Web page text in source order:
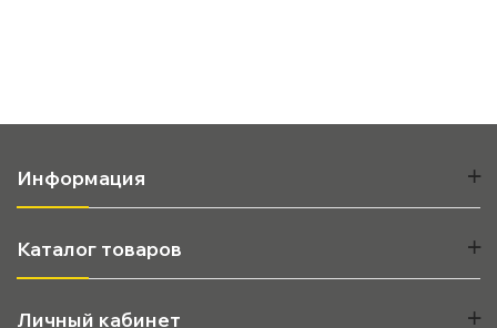
Информация
Каталог товаров
Личный кабинет